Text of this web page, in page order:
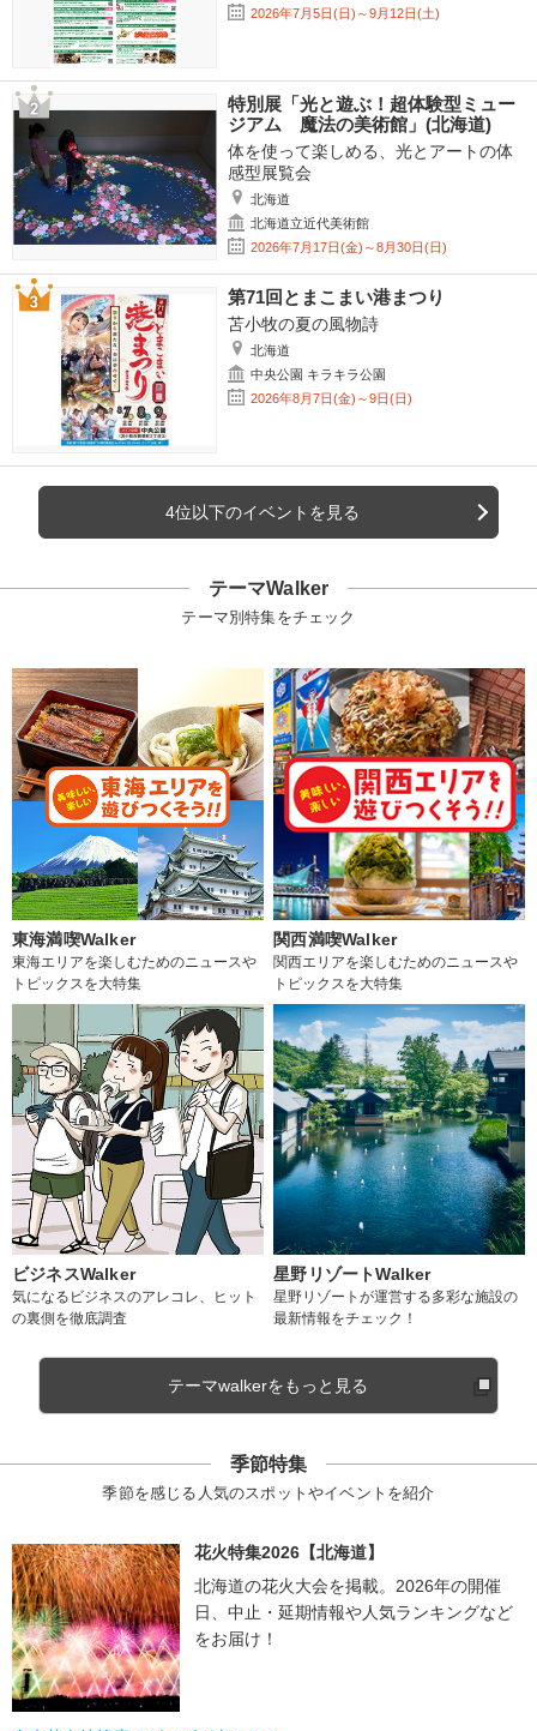
2026年7月5日(日)～9月12日(土)
特別展「光と遊ぶ！超体験型ミュー
ジアム 魔法の美術館」(北海道)
体を使って楽しめる、光とアートの体
感型展覧会
北海道
北海道立近代美術館
2026年7月17日(金)～8月30日(日)
第71回とまこまい港まつり
苫小牧の夏の風物詩
北海道
中央公園 キラキラ公園
2026年8月7日(金)～9日(日)
4位以下のイベントを見る
テーマWalker
テーマ別特集をチェック
東海満喫Walker
東海エリアを楽しむためのニュースや
トピックスを大特集
関西満喫Walker
関西エリアを楽しむためのニュースや
トピックスを大特集
ビジネスWalker
気になるビジネスのアレコレ、ヒット
の裏側を徹底調査
星野リゾートWalker
星野リゾートが運営する多彩な施設の
最新情報をチェック！
テーマwalkerをもっと見る
季節特集
季節を感じる人気のスポットやイベントを紹介
花火特集2026【北海道】
北海道の花火大会を掲載。2026年の開催
日、中止・延期情報や人気ランキングなど
をお届け！